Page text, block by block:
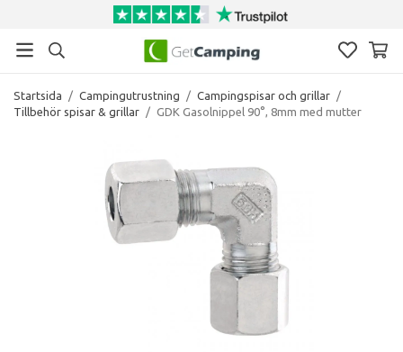
Startsida / Campingutrustning / Campingspisar och grillar /
Tillbehör spisar & grillar / GDK Gasolnippel 90°, 8mm med mutter